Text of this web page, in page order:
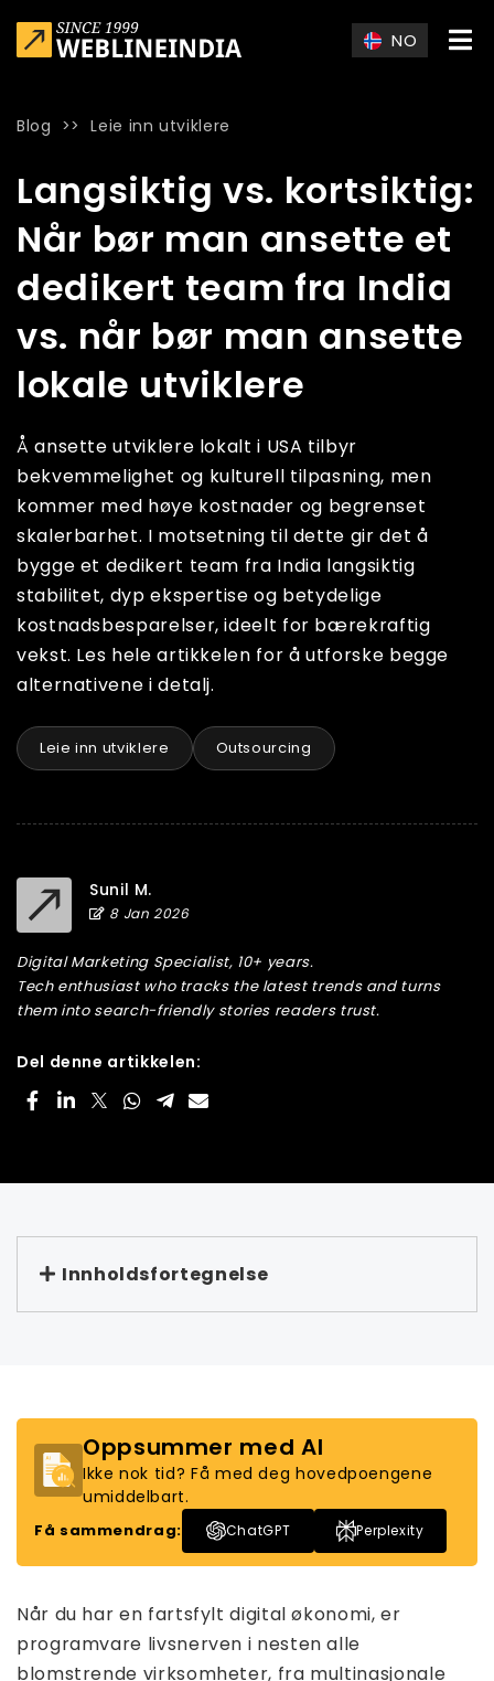
NO
Blog >>Leie inn utviklere
Langsiktig vs. kortsiktig:
Når bør man ansette et
dedikert team fra India
vs. når bør man ansette
lokale utviklere
Å ansette utviklere lokalt i USA tilbyr
bekvemmelighet og kulturell tilpasning, men
kommer med høye kostnader og begrenset
skalerbarhet. I motsetning til dette gir det å
bygge et dedikert team fra India langsiktig
stabilitet, dyp ekspertise og betydelige
kostnadsbesparelser, ideelt for bærekraftig
vekst. Les hele artikkelen for å utforske begge
alternativene i detalj.
Leie inn utviklere Outsourcing
Sunil M.
8 Jan 2026
Digital Marketing Specialist, 10+ years.
Tech enthusiast who tracks the latest trends and turns
them into search-friendly stories readers trust.
Del denne artikkelen:
Innholdsfortegnelse
Oppsummer med AI
Ikke nok tid? Få med deg hovedpoengene
umiddelbart.
Få sammendrag: ChatGPT Perplexity
Når du har en fartsfylt digital økonomi, er
programvare livsnerven i nesten alle
blomstrende virksomheter, fra multinasjonale